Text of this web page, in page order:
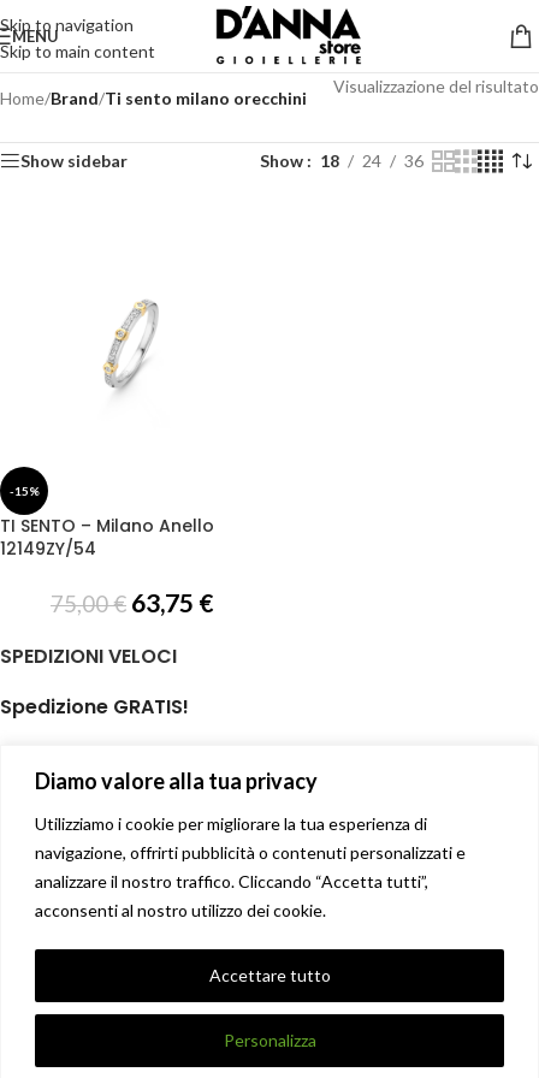
Diamo valore alla tua privacy
Utilizziamo i cookie per migliorare la tua esperienza di
navigazione, offrirti pubblicità o contenuti personalizzati e
analizzare il nostro traffico. Cliccando “Accetta tutti”,
acconsenti al nostro utilizzo dei cookie.
Personalizza
Accettare tutto
Skip to navigation
Skip to main content
MENU
Home/Brand/Ti sento milano orecchini
Visualizzazione del risultato
Show sidebar Show 18 24 36
-15%
TI SENTO – Milano Anello
12149ZY/54
75,00€ 63,75 €
SPEDIZIONI VELOCI
Spedizione GRATIS!
isole minori non incluse
Soddisfatti o rimborsati
14 giorni diritto di recesso facile